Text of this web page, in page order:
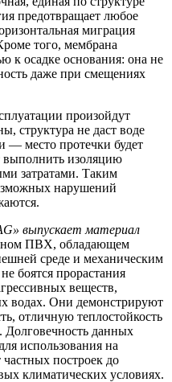
предотвращает любое
миграция
того, мембрана
к осадке основания: она не
даже при смещениях
произойдут
структура не даст воде
— место протечки будет
выполнить изоляцию
затратами. Таким
нарушений
выпускает материал
ПВХ, обладающем
среде и механическим
боятся прорастания
веществ,
водах. Они демонстрируют
отличную теплостойкость
данных
использования на
построек до
климатических условиях.